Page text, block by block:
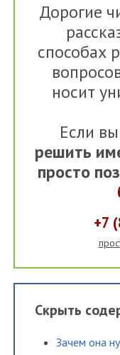
Дорогие
способах
носит
Если
решить
просто
+7
Скрыть
Зачем она